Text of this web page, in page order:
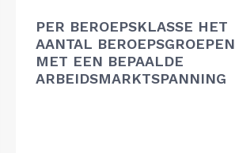
PER BEROEPSKLASSE HET
AANTAL BEROEPSGROEPEN
MET EEN BEPAALDE
ARBEIDSMARKTSPANNING